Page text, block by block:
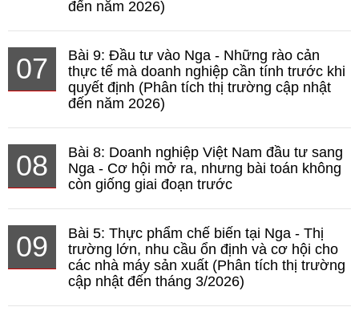
đến năm 2026)
07
Bài 9: Đầu tư vào Nga - Những rào cản
thực tế mà doanh nghiệp cần tính trước khi
quyết định (Phân tích thị trường cập nhật
đến năm 2026)
08
Bài 8: Doanh nghiệp Việt Nam đầu tư sang
Nga - Cơ hội mở ra, nhưng bài toán không
còn giống giai đoạn trước
09
Bài 5: Thực phẩm chế biến tại Nga - Thị
trường lớn, nhu cầu ổn định và cơ hội cho
các nhà máy sản xuất (Phân tích thị trường
cập nhật đến tháng 3/2026)